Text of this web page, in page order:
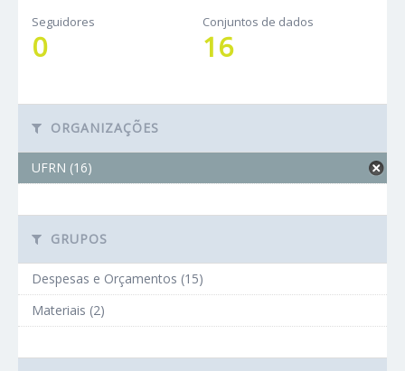
Seguidores
0
Conjuntos de dados
16
ORGANIZAÇÕES
UFRN (16)
GRUPOS
Despesas e Orçamentos (15)
Materiais (2)